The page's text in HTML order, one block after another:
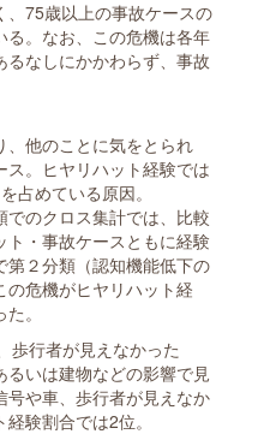
75歳以上の事故ケースの
。なお、この危機は各年
なしにかかわらず、事故
、他のことに気をとられ
。ヒヤリハット経験では
占めている原因。
でのクロス集計では、比較
・事故ケースともに経験
２分類（認知機能低下の
の危機がヒヤリハット経
。
歩行者が見えなかった
いは建物などの影響で見
や車、歩行者が見えなか
験割合では2位。